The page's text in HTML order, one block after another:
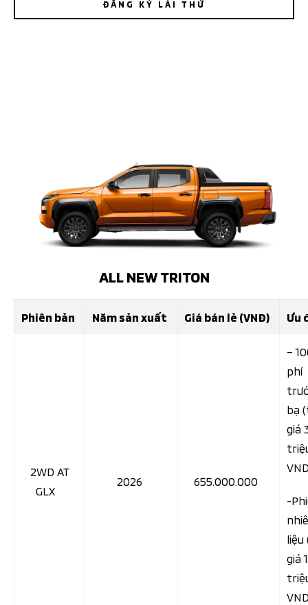
ĐĂNG KÝ LÁI THỬ
ALL NEW TRITON
Phiên bản Năm sản xuất Giá bán lẻ (VNĐ) Ưu
2WD AT
GLX
2026 655.000.000
–
phí
bạ
giá
-
giá